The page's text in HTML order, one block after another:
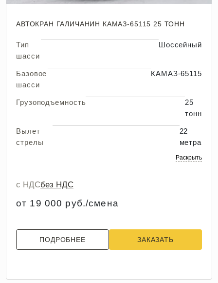
АВТОКРАН ГАЛИЧАНИН КАМАЗ-65115 25 ТОНН
Тип
шасси
Шоссейный
Базовое
шасси
КАМАЗ-65115
Грузоподъемность
25
тонн
Вылет
стрелы
22
метра
Раскрыть
с НДСбез НДС
от 19 000 руб./смена
ПОДРОБНЕЕ ЗАКАЗАТЬ